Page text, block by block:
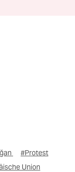
#Protest
Union